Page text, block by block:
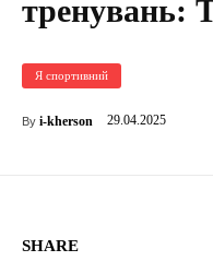
тренувань:
Я спортивний
By i-kherson 29.04.2025
SHARE